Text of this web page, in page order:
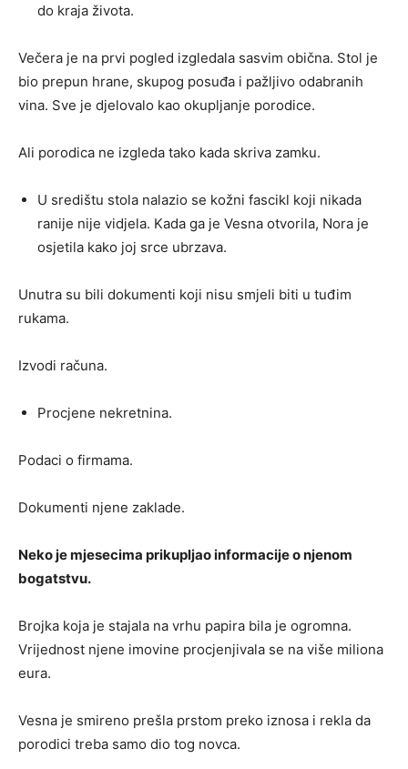
do kraja života.
Večera je na prvi pogled izgledala sasvim obična. Stol je
bio prepun hrane, skupog posuđa i pažljivo odabranih
vina. Sve je djelovalo kao okupljanje porodice.
Ali porodica ne izgleda tako kada skriva zamku.
U središtu stola nalazio se kožni fascikl koji nikada
ranije nije vidjela. Kada ga je Vesna otvorila, Nora je
osjetila kako joj srce ubrzava.
Unutra su bili dokumenti koji nisu smjeli biti u tuđim
rukama.
Izvodi računa.
Procjene nekretnina.
Podaci o firmama.
Dokumenti njene zaklade.
Neko je mjesecima prikupljao informacije o njenom
bogatstvu.
Brojka koja je stajala na vrhu papira bila je ogromna.
Vrijednost njene imovine procjenjivala se na više miliona
eura.
Vesna je smireno prešla prstom preko iznosa i rekla da
porodici treba samo dio tog novca.